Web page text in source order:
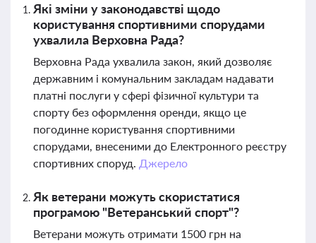
Які зміни у законодавстві щодо
користування спортивними спорудами
ухвалила Верховна Рада?
Верховна Рада ухвалила закон, який дозволяє
державним і комунальним закладам надавати
платні послуги у сфері фізичної культури та
спорту без оформлення оренди, якщо це
погодинне користування спортивними
спорудами, внесеними до Електронного реєстру
спортивних споруд. Джерело
Як ветерани можуть скористатися
програмою "Ветеранський спорт"?
Ветерани можуть отримати 1500 грн на